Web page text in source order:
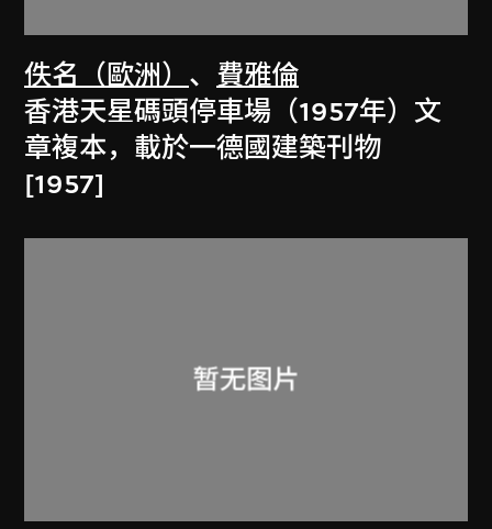
佚名（歐洲） 、 費雅倫
香港天星碼頭停車場（1957年）文
章複本，載於一德國建築刊物
[1957]